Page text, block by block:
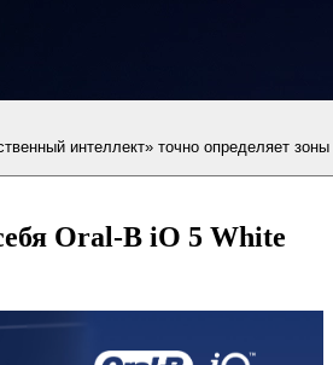
интеллект» точно определяет
Oral-B iO 5 White